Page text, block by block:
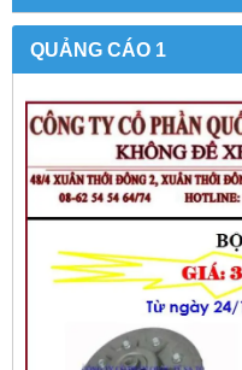
QUẢNG CÁO 1